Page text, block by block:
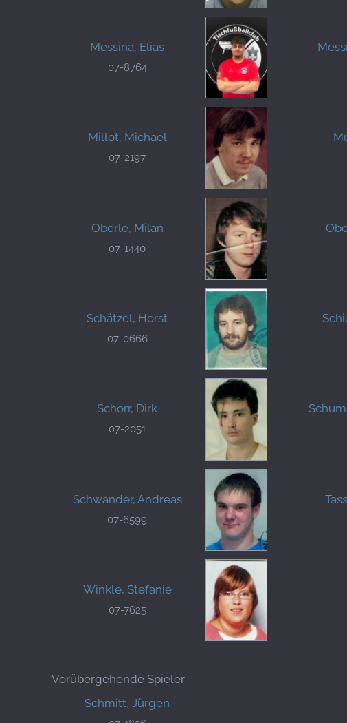
Messina, Elias
07-8764
Millot, Michael
07-2197
Oberle, Milan
07-1440
Schätzel, Horst
07-0666
Schorr, Dirk
07-2051
Schwander, Andreas
07-6599
Winkle, Stefanie
07-7625
Vorübergehende Spieler
Schmitt, Jürgen